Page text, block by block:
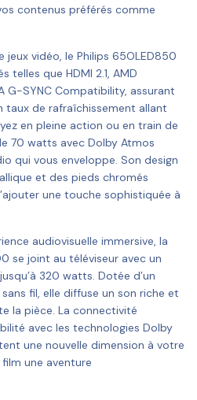
contenus préférés comme
vidéo, le Philips 65OLED850
que HDMI 2.1, AMD
G-SYNC Compatibility, assurant
taux de rafraîchissement allant
en pleine action ou en train de
70 watts avec Dolby Atmos
qui vous enveloppe. Son design
et des pieds chromés
une touche sophistiquée à
audiovisuelle immersive, la
se joint au téléviseur avec un
320 watts. Dotée d’un
fil, elle diffuse un son riche et
la pièce. La connectivité
avec les technologies Dolby
une nouvelle dimension à votre
une aventure